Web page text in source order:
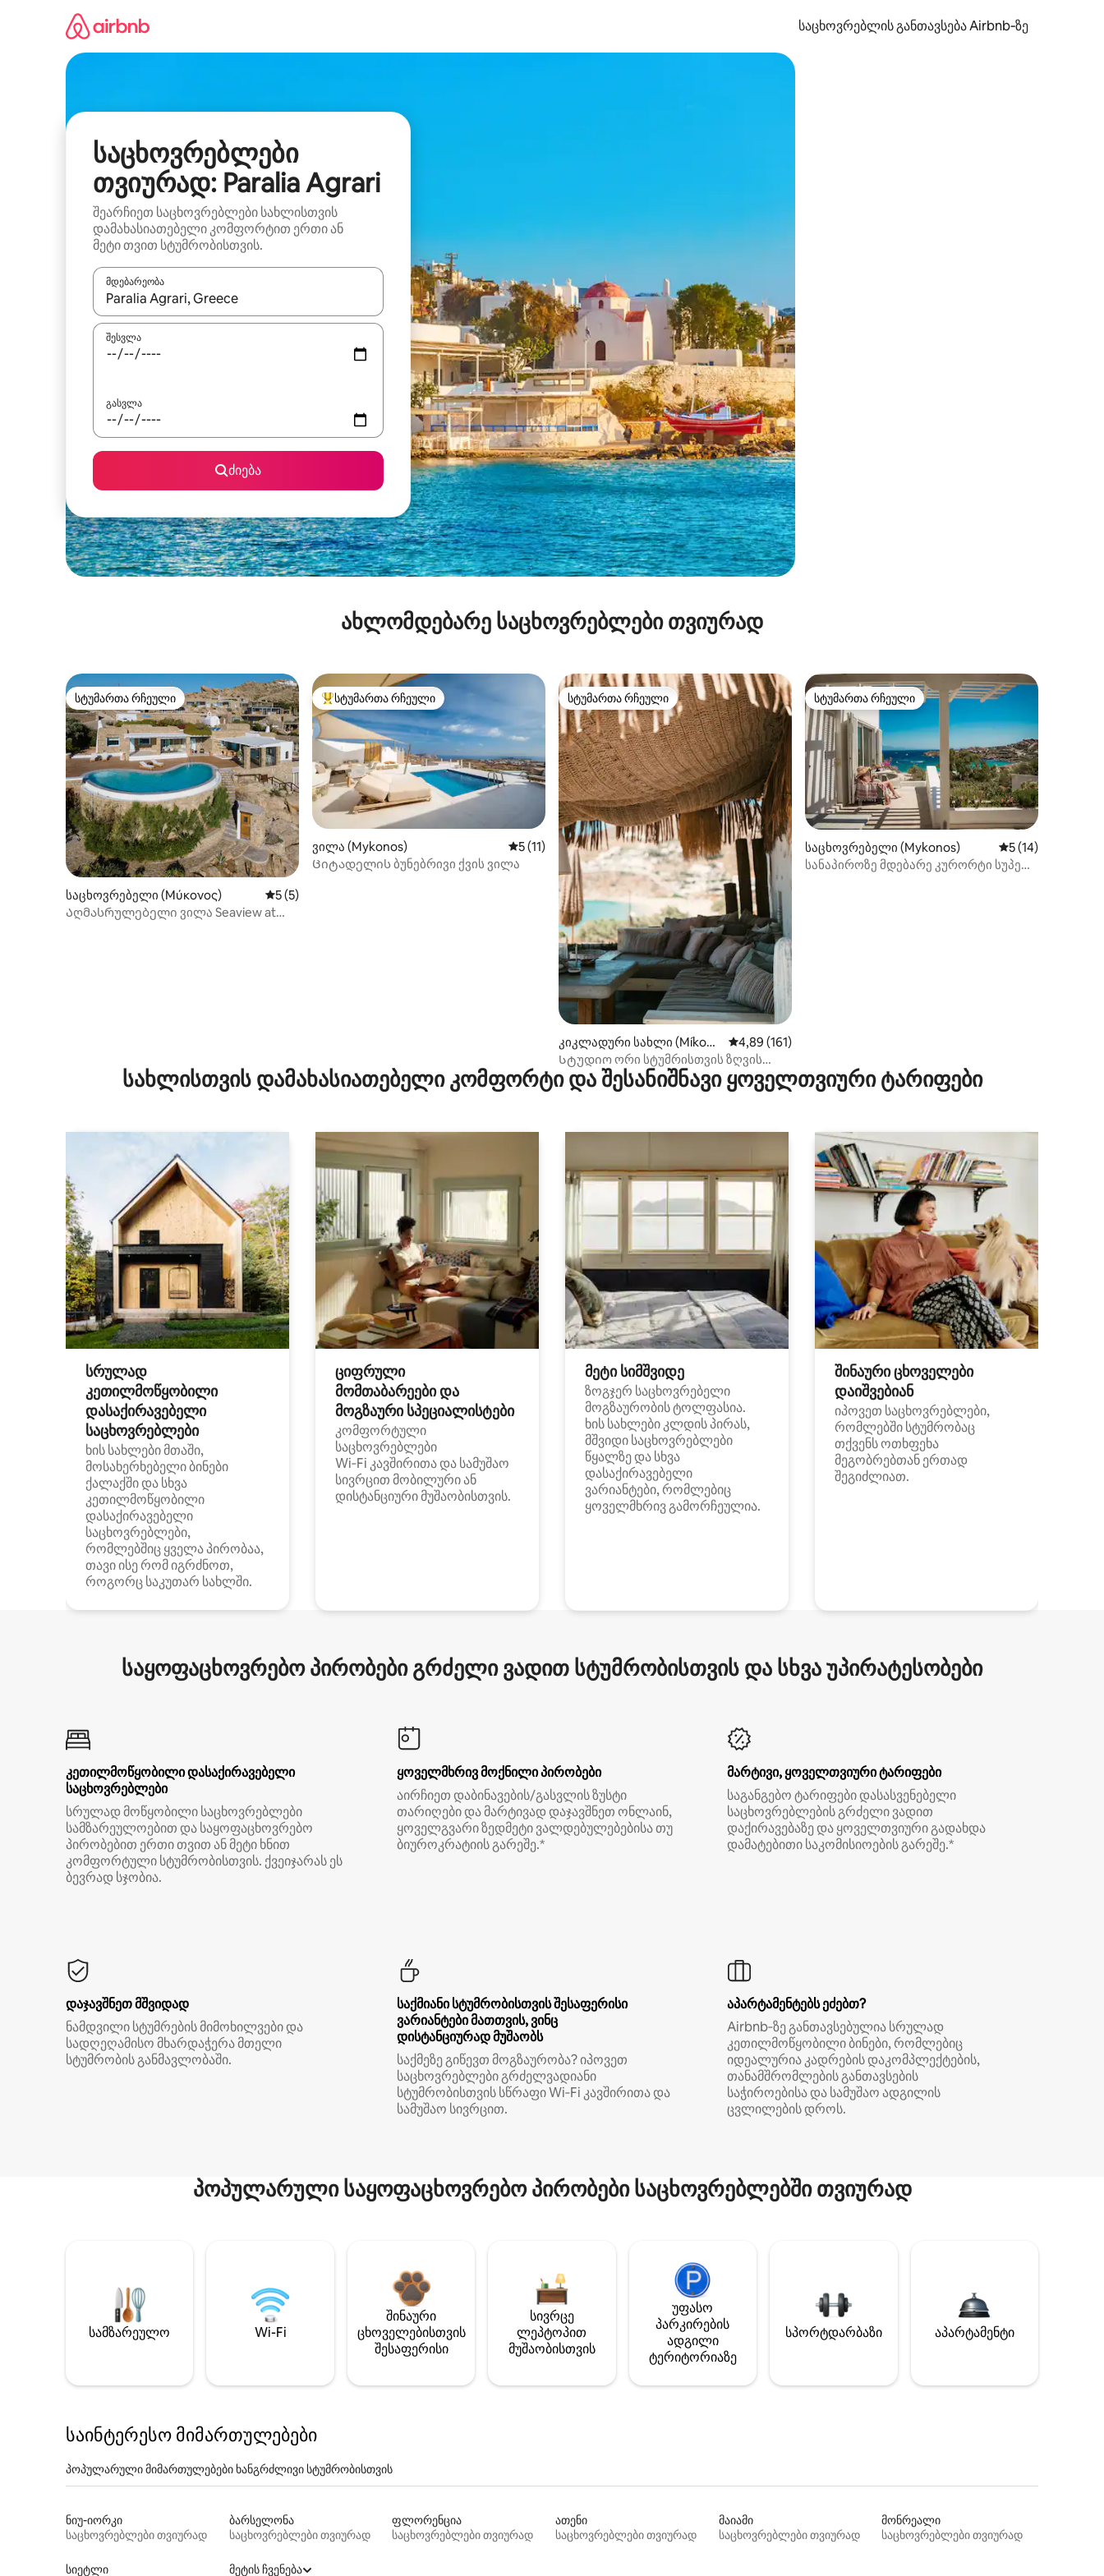
საცხოვრებლის განთავსება Airbnb‑ზე
საცხოვრებლები
თვიურად: Paralia Agrari
შეარჩიეთ საცხოვრებლები სახლისთვის
დამახასიათებელი კომფორტით ერთი ან
მეტი თვით სტუმრობისთვის.
მდებარეობა
როცა შედეგები ხელმისაწვდომი გახდება, ნავიგაციისთვის გამოიყენეთ კლავიშები ზემოთ/ქვემოთ მიმართული ისრებით ან შეხებისა თუ თითის გასმის ჟესტები.
შესვლა
გასვლა
ძიება
ახლომდებარე საცხოვრებლები თვიურად
სტუმართა რჩეული
სტუმართა რჩეული
საცხოვრებელი (Μύκονος) საშუალო შეფასებაა 5‑დან 5, 5 მიმოხილვა
5 (5)
Აღმასრულებელი ვილა Seaview at
სტუმართა რჩეული მოწინავე ვარიანტი
სტუმართა რჩეული
ვილა (Mykonos) საშუალო შეფასებაა 5‑დან 5, 11 მიმოხილვა
5 (11)
Ციტადელის ბუნებრივი ქვის ვილა
სტუმართა რჩეული
სტუმართა რჩეული
კიკლადური სახლი (Míkono
s)
საშუალო შეფასებაა 5‑დან 4,89, 161 მიმოხილვა
4,89 (161)
Სტუდიო ორი სტუმრისთვის ზღვის
ხედით!
სტუმართა რჩეული
სტუმართა რჩეული
საცხოვრებელი (Mykonos) საშუალო
5 (14)
სანაპიროზე მდებარე კურორტი სუპერ
სახლისთვის დამახასიათებელი კომფორტი და შესანიშნავი ყოველთვიური ტარიფები
სრულად
კეთილმოწყობილი
დასაქირავებელი
საცხოვრებლები
ხის სახლები მთაში,
მოსახერხებელი ბინები
ქალაქში და სხვა
კეთილმოწყობილი
დასაქირავებელი
საცხოვრებლები,
რომლებშიც ყველა პირობაა,
თავი ისე რომ იგრძნოთ,
როგორც საკუთარ სახლში.
ციფრული
მომთაბარეები და
მოგზაური სპეციალისტები
კომფორტული
საცხოვრებლები
Wi‑Fi კავშირითა და სამუშაო
სივრცით მობილური ან
დისტანციური მუშაობისთვის.
მეტი სიმშვიდე
ზოგჯერ საცხოვრებელი
მოგზაურობის ტოლფასია.
ხის სახლები კლდის პირას,
მშვიდი საცხოვრებლები
წყალზე და სხვა
დასაქირავებელი
ვარიანტები, რომლებიც
ყოველმხრივ გამორჩეულია.
შინაური ცხოველები
დაიშვებიან
იპოვეთ საცხოვრებლები,
რომლებში სტუმრობაც
თქვენს ოთხფეხა
მეგობრებთან ერთად
შეგიძლიათ.
საყოფაცხოვრებო პირობები გრძელი ვადით სტუმრობისთვის და სხვა უპირატესობები
კეთილმოწყობილი დასაქირავებელი
საცხოვრებლები
სრულად მოწყობილი საცხოვრებლები
სამზარეულოებით და საყოფაცხოვრებო
პირობებით ერთი თვით ან მეტი ხნით
კომფორტული სტუმრობისთვის. ქვეიჯარას ეს
ბევრად სჯობია.
ყოველმხრივ მოქნილი პირობები
აირჩიეთ დაბინავების/გასვლის ზუსტი
თარიღები და მარტივად დაჯავშნეთ ონლაინ,
ყოველგვარი ზედმეტი ვალდებულებებისა თუ
ბიუროკრატიის გარეშე.*
მარტივი, ყოველთვიური ტარიფები
საგანგებო ტარიფები დასასვენებელი
საცხოვრებლების გრძელი ვადით
დაქირავებაზე და ყოველთვიური გადახდა
დამატებითი საკომისიოების გარეშე.*
დაჯავშნეთ მშვიდად
ნამდვილი სტუმრების მიმოხილვები და
სადღეღამისო მხარდაჭერა მთელი
სტუმრობის განმავლობაში.
საქმიანი სტუმრობისთვის შესაფერისი
ვარიანტები მათთვის, ვინც
დისტანციურად მუშაობს
საქმეზე გიწევთ მოგზაურობა? იპოვეთ
საცხოვრებლები გრძელვადიანი
სტუმრობისთვის სწრაფი Wi‑Fi კავშირითა და
სამუშაო სივრცით.
აპარტამენტებს ეძებთ?
Airbnb‑ზე განთავსებულია სრულად
კეთილმოწყობილი ბინები, რომლებიც
იდეალურია კადრების დაკომპლექტების,
თანამშრომლების განთავსების
საჭიროებისა და სამუშაო ადგილის
ცვლილების დროს.
პოპულარული საყოფაცხოვრებო პირობები საცხოვრებლებში თვიურად
სამზარეულო Wi-Fi
შინაური
ცხოველებისთვის
შესაფერისი
სივრცე
ლეპტოპით
მუშაობისთვის
უფასო
პარკირების
ადგილი
ტერიტორიაზე
სპორტდარბაზი აპარტამენტი
საინტერესო მიმართულებები
პოპულარული მიმართულებები ხანგრძლივი სტუმრობისთვის
ნიუ-იორკი
საცხოვრებლები თვიურად
ბარსელონა
საცხოვრებლები თვიურად
ფლორენცია
საცხოვრებლები თვიურად
ათენი
საცხოვრებლები თვიურად
მაიამი
საცხოვრებლები თვიურად
მონრეალი
საცხოვრებლები თვიურად
სიეტლი მეტის ჩვენება